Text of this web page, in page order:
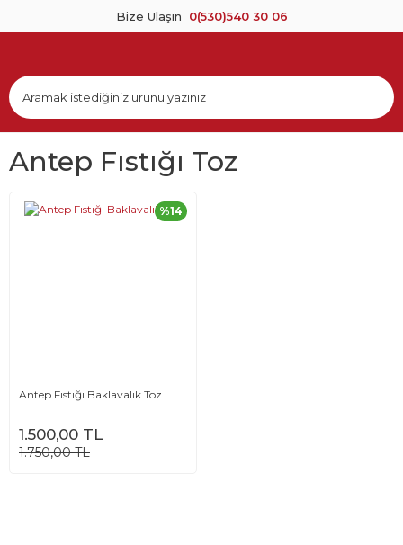
Bize Ulaşın 0(530)540 30 06
Antep Fıstığı Toz
Antep Fıstığı Baklavalık Toz
%14
1.500,00 TL
1.750,00 TL